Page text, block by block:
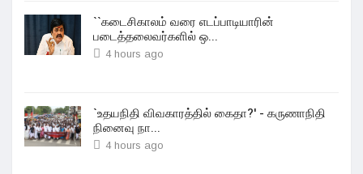
``கடைசிகாலம் வரை எடப்பாடியாரின்
படைத்தலைவர்களில் ஒ...
4 hours ago
`உதயநிதி விவகாரத்தில் கைதா?' - கருணாநிதி
நினைவு நா...
4 hours ago